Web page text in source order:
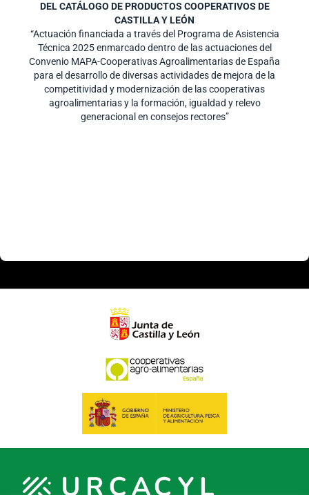
DEL CATÁLOGO DE PRODUCTOS COOPERATIVOS DE
CASTILLA Y LEÓN
“Actuación financiada a través del Programa de Asistencia
Técnica 2025 enmarcado dentro de las actuaciones del
Convenio MAPA-Cooperativas Agroalimentarias de España
para el desarrollo de diversas actividades de mejora de la
competitividad y modernización de las cooperativas
agroalimentarias y la formación, igualdad y relevo
generacional en consejos rectores”